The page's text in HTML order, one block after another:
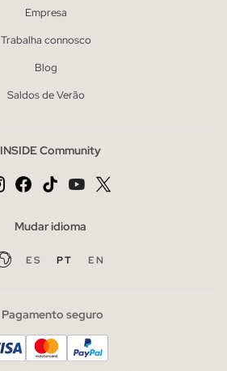
Empresa
Trabalha connosco
Blog
Saldos de Verão
INSIDE Community
Mudar idioma
ES PT EN
Pagamento seguro